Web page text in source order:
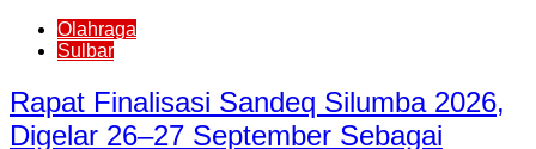
Olahraga
Sulbar
Rapat Finalisasi Sandeq Silumba 2026,
Digelar 26–27 September Sebagai